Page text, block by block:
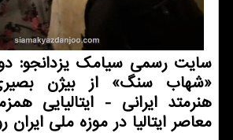
سایت رسمی سیامك یزدانجو: دو
«شهاب سنگ» از بیژن
هنرمتد ایرانی - ایتالیایی
معاصر ایتالیا در موزه ملی ایران